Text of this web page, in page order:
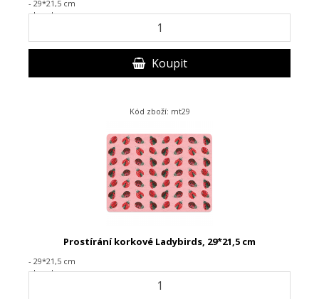
- 29*21,5 cm
- korek
Koupit
Kód zboží: mt29
Prostírání korkové Ladybirds, 29*21,5 cm
- 29*21,5 cm
- korek